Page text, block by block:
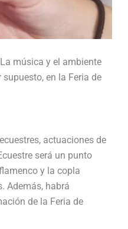
música y el ambiente
supuesto, en la Feria de
actuaciones de
será un punto
y la copla
Además, habrá
de la Feria de